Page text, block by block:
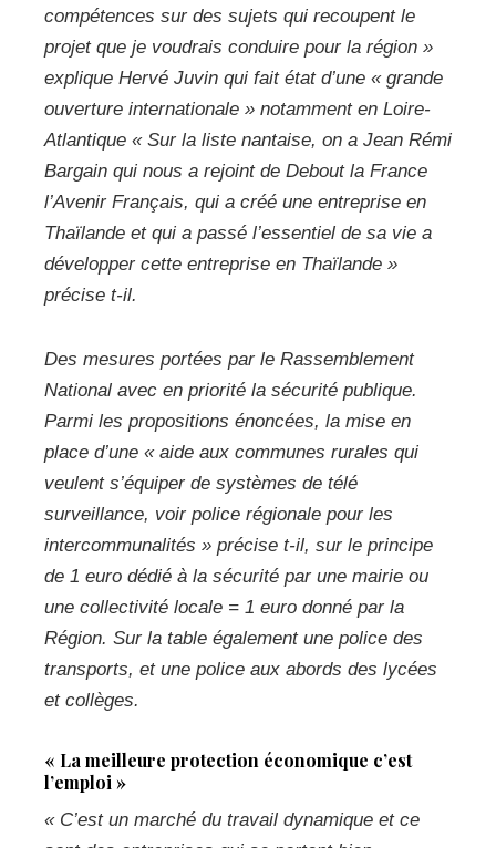
compétences sur des sujets qui recoupent le
projet que je voudrais conduire pour la région »
explique Hervé Juvin qui fait état d’une « grande
ouverture internationale » notamment en Loire-
Atlantique « Sur la liste nantaise, on a Jean Rémi
Bargain qui nous a rejoint de Debout la France
l’Avenir Français, qui a créé une entreprise en
Thaïlande et qui a passé l’essentiel de sa vie a
développer cette entreprise en Thaïlande »
précise t-il.
Des mesures portées par le Rassemblement
National avec en priorité la sécurité publique.
Parmi les propositions énoncées, la mise en
place d’une « aide aux communes rurales qui
veulent s’équiper de systèmes de télé
surveillance, voir police régionale pour les
intercommunalités » précise t-il, sur le principe
de 1 euro dédié à la sécurité par une mairie ou
une collectivité locale = 1 euro donné par la
Région. Sur la table également une police des
transports, et une police aux abords des lycées
et collèges.
« La meilleure protection économique c’est
l’emploi »
« C’est un marché du travail dynamique et ce